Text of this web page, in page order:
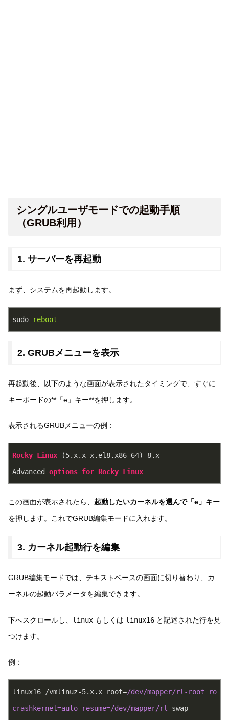
シングルユーザモードでの起動手順
（GRUB利用）
1. サーバーを再起動
まず、システムを再起動します。
sudo reboot
2. GRUBメニューを表示
再起動後、以下のような画面が表示されたタイミングで、すぐに
キーボードの**「e」キー**を押します。
表示されるGRUBメニューの例：
Rocky Linux (5.x.x-x.el8.x86_64) 8.x
Advanced
options for Rocky Linux
この画面が表示されたら、 起動したいカーネルを選んで「e」キー
を押します。これでGRUB編集モードに入れます。
3. カーネル起動行を編集
GRUB編集モードでは、テキストベースの画面に切り替わり、カ
ーネルの起動パラメータを編集できます。
下へスクロールし、 linux もしくは linux16 と記述された行を見
つけます。
例：
linux16 /vmlinuz-5.x.x root=/dev/mapper/rl-root ro
crashkernel=auto resume=/dev/mapper/rl -swap